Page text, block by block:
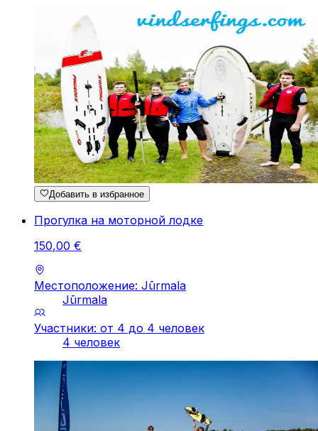
Добавить в избранное
Прогулка на моторной лодке
150,00 €
Местоположение: Jūrmala
Jūrmala
Участники: от 4 до 4 человек
4 человек